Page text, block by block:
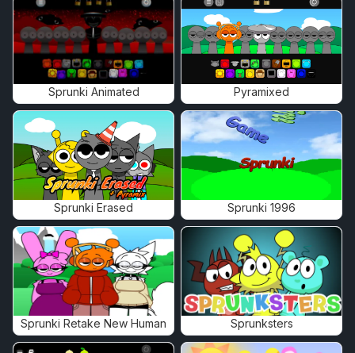
Sprunki Animated Pyramixed
Sprunki Erased Sprunki 1996
Sprunki Retake New Human Sprunksters